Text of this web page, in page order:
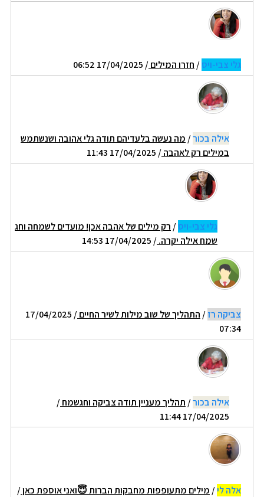
גלי צבי-ויס/ חזרו המילים/ 17/04/2025 06:52
אילה בכור/ מה נעשה בלעדיהם תודה גלי אהובה ושנשתמש
במילים רק לאהבה/ 17/04/2025 11:43
גלי צבי-ויס/ רק מילים של אהבה אכן! מועדים לשמחה וחג
שמח אילה יקרה./ 17/04/2025 14:53
צביקה רז/ התהליך של שוב מילות לשיר החיים
/ 17/04/2025
07:34
אילה בכור/ תהליך מעניין תודה צביקה וחגשמח/
17/04/2025 11:44
אלה לי/ מילים מתעופפות מחבקות הברות 😇ואני אוספת כאן/